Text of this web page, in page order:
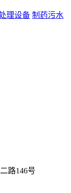
理设备 制药污水
路146号